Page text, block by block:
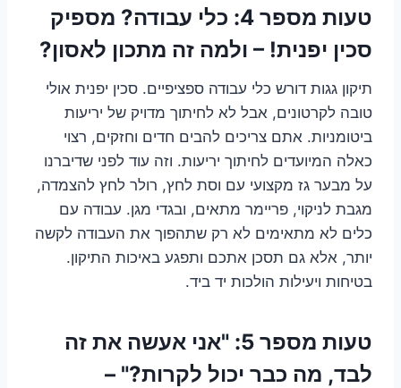
טעות מספר 4: כלי עבודה? מספיק
סכין יפנית! – ולמה זה מתכון לאסון?
תיקון גגות דורש כלי עבודה ספציפיים. סכין יפנית אולי
טובה לקרטונים, אבל לא לחיתוך מדויק של יריעות
ביטומניות. אתם צריכים להבים חדים וחזקים, רצוי
כאלה המיועדים לחיתוך יריעות. וזה עוד לפני שדיברנו
על מבער גז מקצועי עם וסת לחץ, רולר לחץ להצמדה,
מגבת לניקוי, פריימר מתאים, ובגדי מגן. עבודה עם
כלים לא מתאימים לא רק שתהפוך את העבודה לקשה
יותר, אלא גם תסכן אתכם ותפגע באיכות התיקון.
בטיחות ויעילות הולכות יד ביד.
טעות מספר 5: "אני אעשה את זה
לבד, מה כבר יכול לקרות?" –